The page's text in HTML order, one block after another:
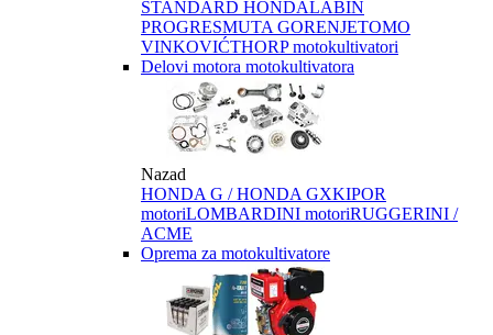
STANDARD HONDALABIN
PROGRESMUTA GORENJETOMO
VINKOVIĆTHORP motokultivatori
Delovi motora motokultivatora
Nazad
HONDA G / HONDA GXKIPOR
motoriLOMBARDINI motoriRUGGERINI /
ACME
Oprema za motokultivatore